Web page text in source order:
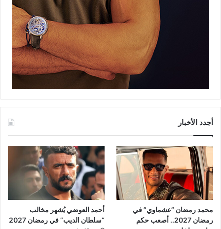
أجدد الأخبار
محمد رمضان “عشماوي” في
رمضان 2027.. أصعب حكم
أحمد العوضي يُشهر مخالب
“سلطان الديب” في رمضان 2027